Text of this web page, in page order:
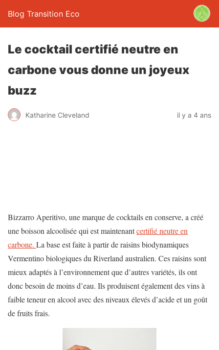
Blog Transition Eco
Le cocktail certifié neutre en
carbone vous donne un joyeux
buzz
Katharine Cleveland il y a 4 ans
Bizzarro Aperitivo, une marque de cocktails en conserve, a créé
une boisson alcoolisée qui est maintenantcertifié neutre en
carbone. La base est faite à partir de raisins biodynamiques
Vermentino biologiques du Riverland australien. Ces raisins sont
mieux adaptés à l’environnement que d’autres variétés, ils ont
donc besoin de moins d’eau. Ils produisent également des vins à
faible teneur en alcool avec des niveaux élevés d’acide et un goût
de fruits frais.